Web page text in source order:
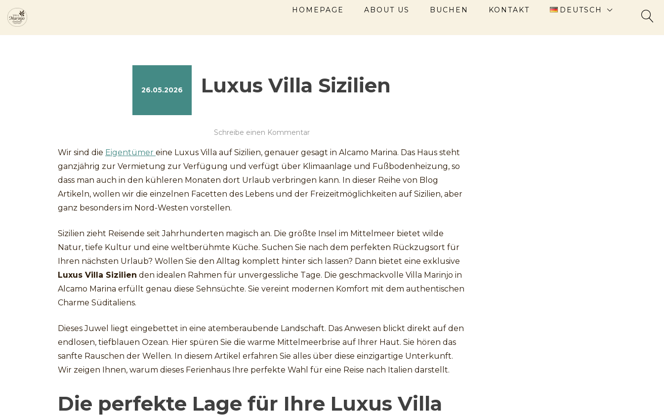
Inhalt
springen
HOMEPAGE ABOUT US BUCHEN KONTAKT DEUTSCH
26.05.2026 Luxus Villa Sizilien
Schreibe einen Kommentarzu
Villa
Sizilien
Wir sind die Eigentümer eine Luxus Villa auf Sizilien, genauer gesagt in Alcamo Marina. Das Haus steht
ganzjährig zur Vermietung zur Verfügung und verfügt über Klimaanlage und Fußbodenheizung, so
dass man auch in den kühleren Monaten dort Urlaub verbringen kann. In dieser Reihe von Blog
Artikeln, wollen wir die einzelnen Facetten des Lebens und der Freizeitmöglichkeiten auf Sizilien, aber
ganz besonders im Nord-Westen vorstellen.
Sizilien zieht Reisende seit Jahrhunderten magisch an. Die größte Insel im Mittelmeer bietet wilde
Natur, tiefe Kultur und eine weltberühmte Küche. Suchen Sie nach dem perfekten Rückzugsort für
Ihren nächsten Urlaub? Wollen Sie den Alltag komplett hinter sich lassen? Dann bietet eine exklusive
Luxus Villa Sizilien den idealen Rahmen für unvergessliche Tage. Die geschmackvolle Villa Marinjo in
Alcamo Marina erfüllt genau diese Sehnsüchte. Sie vereint modernen Komfort mit dem authentischen
Charme Süditaliens.
Dieses Juwel liegt eingebettet in eine atemberaubende Landschaft. Das Anwesen blickt direkt auf den
endlosen, tiefblauen Ozean. Hier spüren Sie die warme Mittelmeerbrise auf Ihrer Haut. Sie hören das
sanfte Rauschen der Wellen. In diesem Artikel erfahren Sie alles über diese einzigartige Unterkunft.
Wir zeigen Ihnen, warum dieses Ferienhaus Ihre perfekte Wahl für eine Reise nach Italien darstellt.
Die perfekte Lage für Ihre Luxus Villa